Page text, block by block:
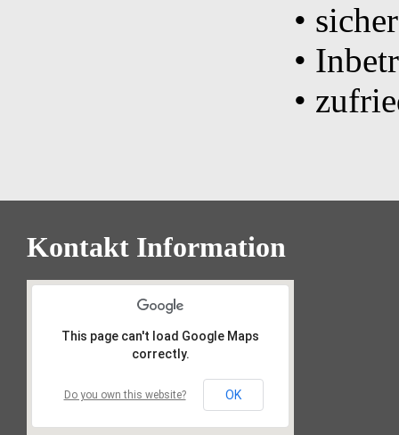
•
•
•
Kontakt Information
This page can't load Google Maps
correctly.
Do you own this website? OK